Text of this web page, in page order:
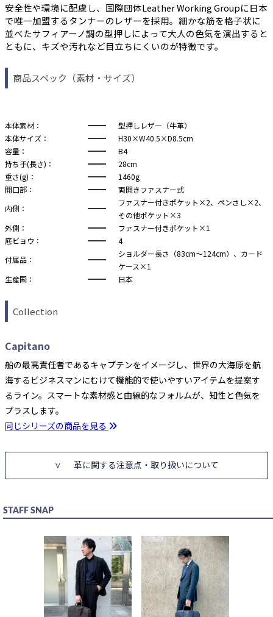
安全性や環境に配慮し、国際団体Leather Working Groupに日本
で唯一加盟するタンナーのレザーを採用。細かな筋を格子状に
並べたサフィアーノ調の型押しによって大人の色気を演出すると
ともに、キズや汚れなど目立ちにくいのが特徴です。
商品スペック（素材・サイズ）
本体素材：
型押しレザー（牛革）
本体サイズ：
H30×W40.5×D8.5cm
容量：
B4
持ち手(長さ)：
28cm
重さ(g)：
1460g
開口部：
両開きファスナー式
内側：
ファスナー付きポケット×2、ペンさし×2、
その他ポケット×3
外側：
ファスナー付きポケット×1
底ビョウ：
4
付属品：
ショルダー長さ（83cm～124cm）、カード
ケース×1
生産国：
日本
Collection
Capitano
船の最高責任者であるキャプテンをイメージし、世界の大海原を航
海するビジネスマンにむけて機能的で使いやすいアイテムを提案す
るライン。スマートな素材感と曲線的なフォルムが、知性と色気を
プラスします。
同じシリーズの商品を見る
革に関する注意点・取り扱いについて
STAFF SNAP